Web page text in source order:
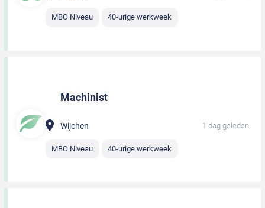
MBO Niveau 40-urige werkweek
Machinist
Wijchen 1 dag geleden
MBO Niveau 40-urige werkweek